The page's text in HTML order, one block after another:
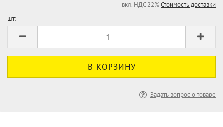
вкл. НДС 22%Стоимость доставки
шт:
Задать вопрос о товаре